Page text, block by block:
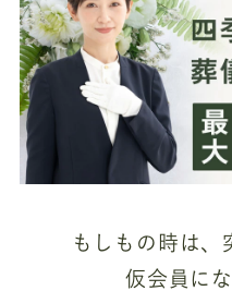
もしもの時は、
仮会員に